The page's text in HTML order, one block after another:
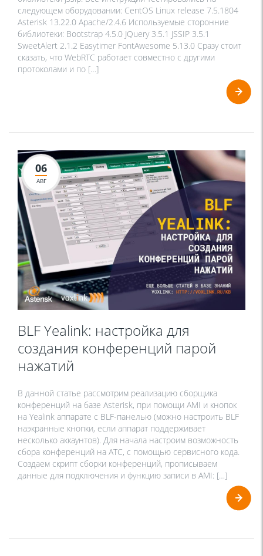
следующем оборудовании: CentOS Linux release 7.5.1804
Asterisk 13.22.0 Apache/2.4.6 Используемые сторонние
библиотеки: Bootstrap 4.5.0 JQuery 3.5.1 JSSIP 3.5.1
SweetAlert 2.1.2 Easytimer FontAwesome 5.13.0 Сразу стоит
сказать, что WebRTC работает совместно с другими
протоколами и по […]
06
АВГ
BLF Yealink: настройка для
создания конференций парой
нажатий
В данной статье рассмотрим реализацию сборщика
конференций на базе Asterisk, при помощи AMI и кнопок
на Yealink аппарате с BLF-панелью (можно настроить BLF
наэкранные кнопки, если аппарат поддерживает
несколько аккаунтов). Для начала настроим возможность
сбора конференций на АТС, с помощью сервисного кода.
Создаем скрипт сборки конференций, прописываем
данные для подключения и функцию записи в AMI: […]